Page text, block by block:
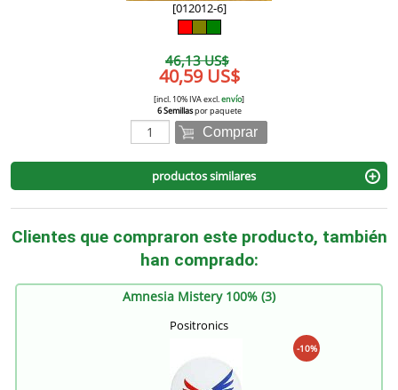
[012012-6]
46,13 US$
40,59 US$
[incl. 10% IVA excl.envío]
6 Semillaspor paquete
Comprar
productos similares
Clientes que compraron este producto, también
han comprado:
Amnesia Mistery 100% (3)
Positronics
-10%